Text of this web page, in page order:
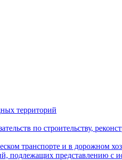
территорий
по строительству,
транспорте и в дорожном
подлежащих представлению с